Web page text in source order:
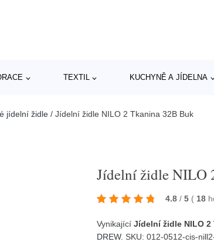
TEXTIL KUCHYNĚ A JÍDELNA
jídelní židle / Jídelní židle NILO 2 Tkanina 32B Buk
Jídelní židle NILO
4.8 / 5 ( 18
VynikajícíJídelní židle NILO 2
DREW. SKU: 012-0512-cis-